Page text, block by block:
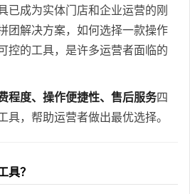
已成为实体门店和企业运营的刚
团解决方案，如何选择一款操作
控的工具，是许多运营者面临的
程度、操作便捷性、售后服务四
具，帮助运营者做出最优选择。
具？